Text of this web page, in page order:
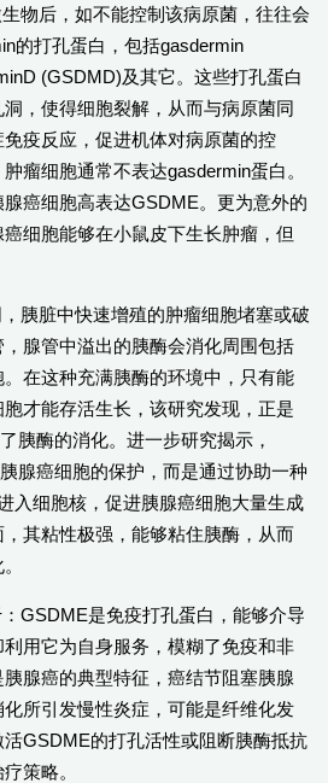
物后，如不能控制该病原菌，往往会
的打孔蛋白，包括gasdermin
(GSDMD)及其它。这些打孔蛋白
，使得细胞裂解，从而与病原菌同
疫反应，促进机体对病原菌的控
瘤细胞通常不表达gasdermin蛋白。
癌细胞高表达GSDME。更为意外的
细胞能够在小鼠皮下生长肿瘤，但
胰脏中快速增殖的肿瘤细胞堵塞或破
腺管中溢出的胰酶会消化周围包括
在这种充满胰酶的环境中，只有能
才能存活生长，该研究发现，正是
胰酶的消化。进一步研究揭示，
腺癌细胞的保护，而是通过协助一种
入细胞核，促进胰腺癌细胞大量生成
其粘性极强，能够粘住胰酶，从而
GSDME是免疫打孔蛋白，能够介导
用它为自身服务，模糊了免疫和非
腺癌的典型特征，癌结节阻塞胰腺
所引发慢性炎症，可能是纤维化发
GSDME的打孔活性或阻断胰酶抵抗
策略。